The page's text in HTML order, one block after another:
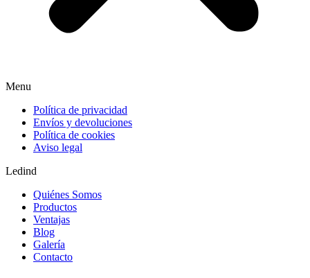
Menu
Política de privacidad
Envíos y devoluciones
Política de cookies
Aviso legal
Ledind
Quiénes Somos
Productos
Ventajas
Blog
Galería
Contacto